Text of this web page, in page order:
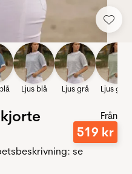
Ljus blå Ljus grå Ljus grön
Från
519 kr
se